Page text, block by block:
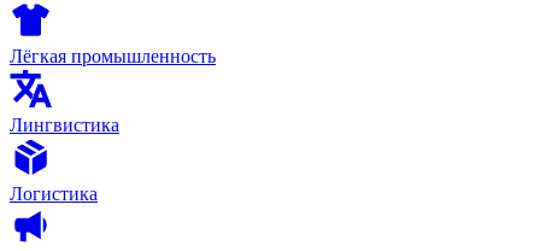
Лёгкая промышленность
Лингвистика
Логистика